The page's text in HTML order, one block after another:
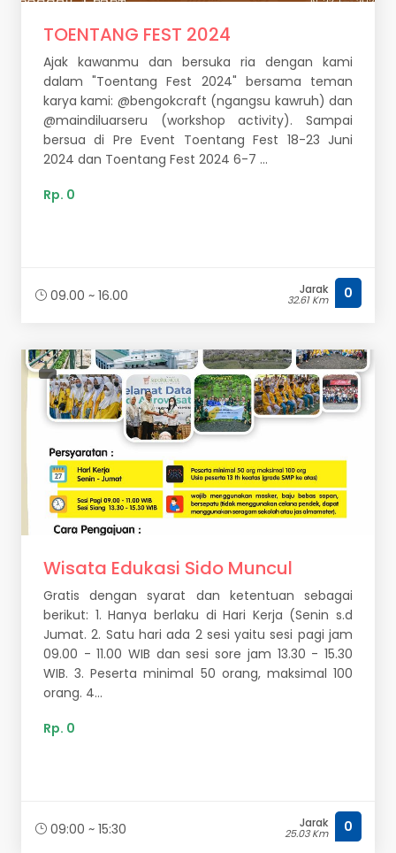
TOENTANG FEST 2024
Ajak kawanmu dan bersuka ria dengan kami
dalam "Toentang Fest 2024" bersama teman
karya kami: @bengokcraft (ngangsu kawruh) dan
@maindiluarseru (workshop activity). Sampai
bersua di Pre Event Toentang Fest 18-23 Juni
2024 dan Toentang Fest 2024 6-7 ...
Rp. 0
09.00 ~ 16.00 Jarak
32.61 Km 0
Wisata Edukasi Sido Muncul
Gratis dengan syarat dan ketentuan sebagai
berikut: 1. Hanya berlaku di Hari Kerja (Senin s.d
Jumat. 2. Satu hari ada 2 sesi yaitu sesi pagi jam
09.00 - 11.00 WIB dan sesi sore jam 13.30 - 15.30
WIB. 3. Peserta minimal 50 orang, maksimal 100
orang. 4...
Rp. 0
09:00 ~ 15:30 Jarak
25.03 Km 0